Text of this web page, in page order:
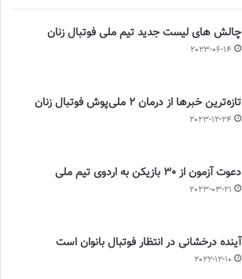
چالش هاى ليست جدید تيم ملى فوتبال زنان
2023-06-14
تازه‌ترین خبرها از درمان ۲ ملی‌پوش فوتبال زنان
2023-12-24
دعوت آزمون از 30 بازیکن به اردوی تیم ملی
2023-03-21
آینده درخشانی در انتظار فوتبال بانوان است
2022-12-10